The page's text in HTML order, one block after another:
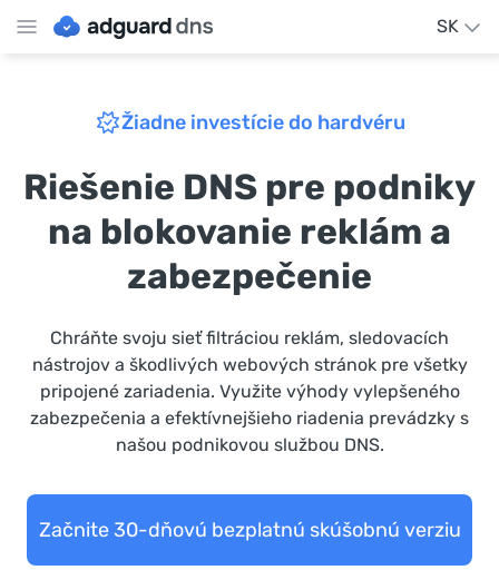
SK
Žiadne investície do hardvéru
Riešenie DNS pre podniky
na blokovanie reklám a
zabezpečenie
Chráňte svoju sieť filtráciou reklám, sledovacích
nástrojov a škodlivých webových stránok pre všetky
pripojené zariadenia. Využite výhody vylepšeného
zabezpečenia a efektívnejšieho riadenia prevádzky s
našou podnikovou službou DNS.
Začnite 30-dňovú bezplatnú skúšobnú verziu